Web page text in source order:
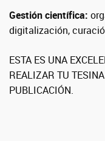
Gestión científica:
digitalización,
ESTA ES UNA
REALIZAR TU
PUBLICACIÓN.